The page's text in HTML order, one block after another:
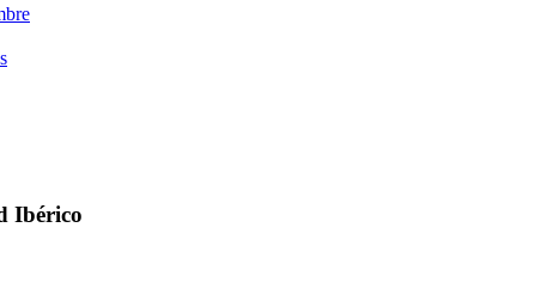
Ibérico